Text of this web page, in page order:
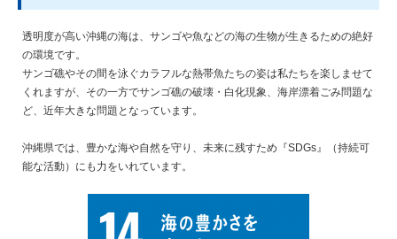
透明度が高い沖縄の海は、サンゴや魚などの海の生物が生きるための絶好
の環境です。
サンゴ礁やその間を泳ぐカラフルな熱帯魚たちの姿は私たちを楽しませて
くれますが、その一方でサンゴ礁の破壊・白化現象、海岸漂着ごみ問題な
ど、近年大きな問題となっています。
沖縄県では、豊かな海や自然を守り、未来に残すため『SDGs』（持続可
能な活動）にも力をいれています。